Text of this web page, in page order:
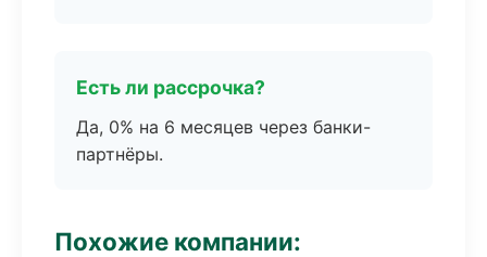
Есть ли рассрочка?
Да, 0% на 6 месяцев через банки-
партнёры.
Похожие компании: